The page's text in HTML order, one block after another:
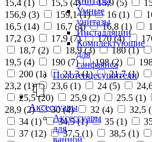
Умные
унитазы
Инсталляции
Комплектующие
для
санфаянса
Полотенцесушители
Аксессуары
Аксессуары
для
ванной
15,4 (1 ) 15,5 (4) 15,9 (5)
156,9 (3) 159,1 (1) 16 (1)
16,5 (14) 16,7 (4) 16,8 (1)
17,2 (3) 17,9 (7) 170 (4)
18,7 (2) 18,9 (3) 180 (1)
19,5 (4) 190 (7) 198 (2)
200 (1) 21,3 (1) 21,7 (1)
23,2 (1) 23,6 (1) 24 (5)
25,5 (20) 25,9 (2) 25.5 (1)
28,9 (2) 30 (4) 32 (4) 32,5 (
34 (1) 34,5 (1) 35 (1)
37 (12) 37,5 (1) 38,5 (1)